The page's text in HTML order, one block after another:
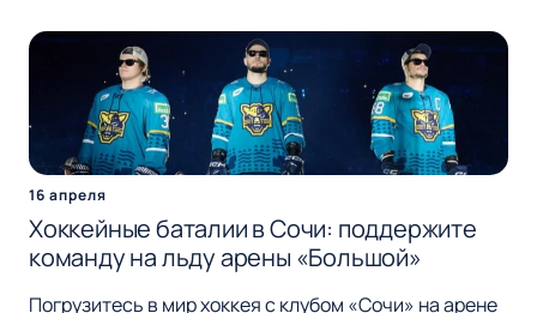
16 апреля
Хоккейные баталии в Сочи: поддержите
команду на льду арены «Большой»
Погрузитесь в мир хоккея с клубом «Сочи» на арене